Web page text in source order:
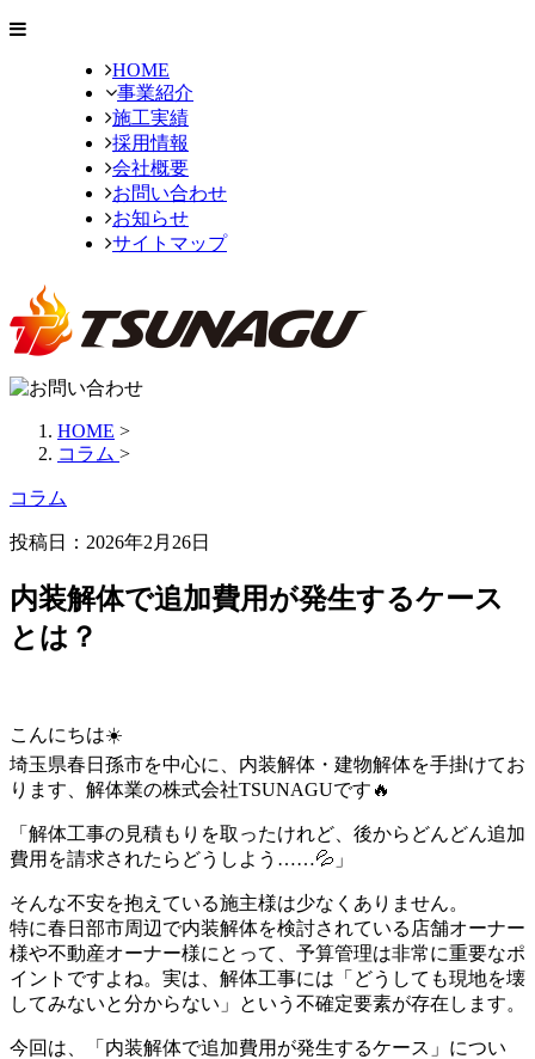
HOME
事業紹介
施工実績
採用情報
会社概要
お問い合わせ
お知らせ
サイトマップ
HOME >
コラム >
コラム
投稿日：2026年2月26日
内装解体で追加費用が発生するケース
とは？
こんにちは☀️
埼玉県春日孫市を中心に、内装解体・建物解体を手掛けてお
ります、解体業の株式会社TSUNAGUです🔥
「解体工事の見積もりを取ったけれど、後からどんどん追加
費用を請求されたらどうしよう……💦」
そんな不安を抱えている施主様は少なくありません。
特に春日部市周辺で内装解体を検討されている店舗オーナー
様や不動産オーナー様にとって、予算管理は非常に重要なポ
イントですよね。実は、解体工事には「どうしても現地を壊
してみないと分からない」という不確定要素が存在します。
今回は、「内装解体で追加費用が発生するケース」につい